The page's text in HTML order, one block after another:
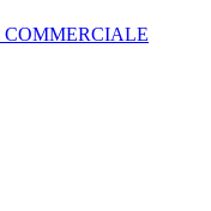
COMMERCIALE